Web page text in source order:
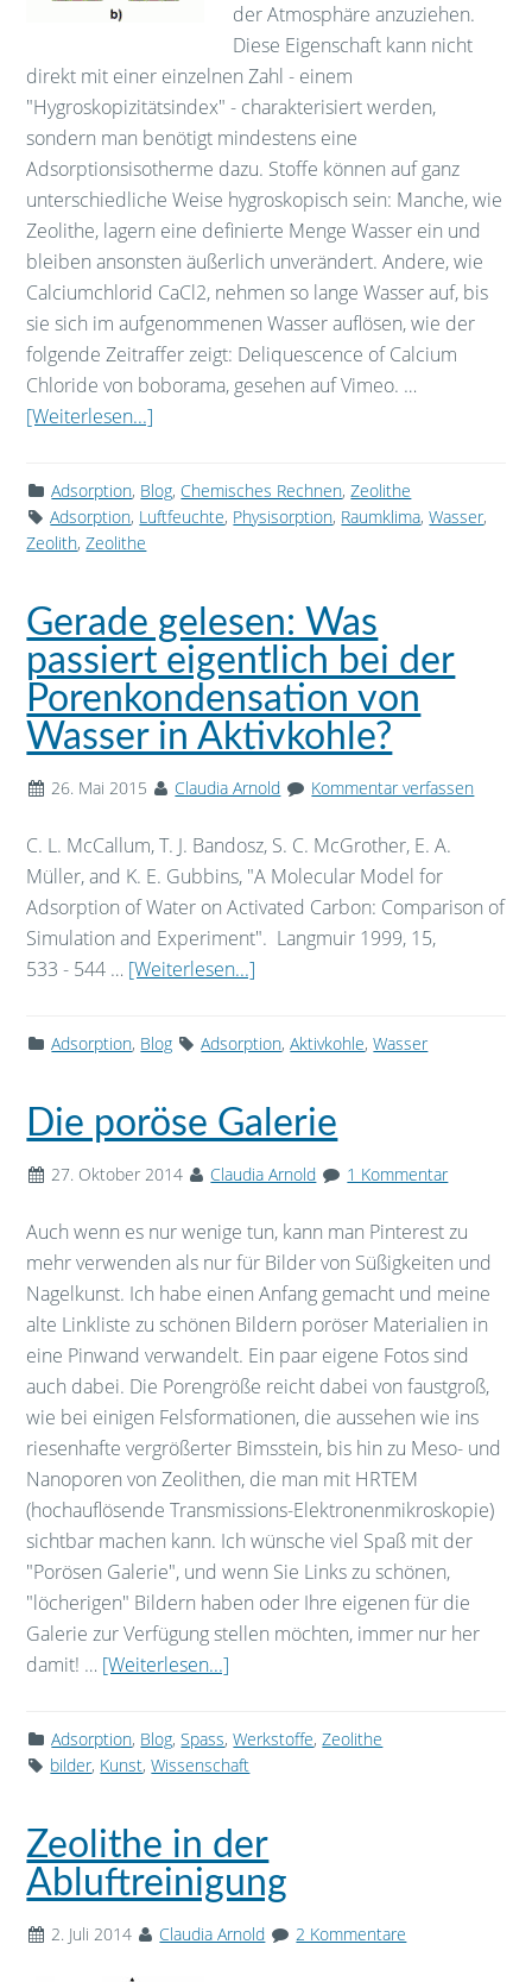
der Atmosphäre anzuziehen.
Diese Eigenschaft kann nicht
direkt mit einer einzelnen Zahl - einem
"Hygroskopizitätsindex" - charakterisiert werden,
sondern man benötigt mindestens eine
Adsorptionsisotherme dazu. Stoffe können auf ganz
unterschiedliche Weise hygroskopisch sein: Manche, wie
Zeolithe, lagern eine definierte Menge Wasser ein und
bleiben ansonsten äußerlich unverändert. Andere, wie
Calciumchlorid CaCl2, nehmen so lange Wasser auf, bis
sie sich im aufgenommenen Wasser auflösen, wie der
folgende Zeitraffer zeigt: Deliquescence of Calcium
Chloride von boborama, gesehen auf Vimeo. …
[Weiterlesen...]
Adsorption, Blog, Chemisches Rechnen,Zeolithe
Adsorption, Luftfeuchte, Physisorption, Raumklima,Wasser,
Zeolith,Zeolithe
Gerade gelesen: Was
passiert eigentlich bei der
Porenkondensation von
Wasser in Aktivkohle?
26. Mai 2015 Claudia Arnold Kommentar verfassen
C. L. McCallum, T. J. Bandosz, S. C. McGrother, E. A.
Müller, and K. E. Gubbins, "A Molecular Model for
Adsorption of Water on Activated Carbon: Comparison of
Simulation and Experiment". Langmuir 1999, 15,
533 - 544 … [Weiterlesen...]
Adsorption, Blog Adsorption,Aktivkohle,Wasser
Die poröse Galerie
27. Oktober 2014 Claudia Arnold 1 Kommentar
Auch wenn es nur wenige tun, kann man Pinterest zu
mehr verwenden als nur für Bilder von Süßigkeiten und
Nagelkunst. Ich habe einen Anfang gemacht und meine
alte Linkliste zu schönen Bildern poröser Materialien in
eine Pinwand verwandelt. Ein paar eigene Fotos sind
auch dabei. Die Porengröße reicht dabei von faustgroß,
wie bei einigen Felsformationen, die aussehen wie ins
riesenhafte vergrößerter Bimsstein, bis hin zu Meso- und
Nanoporen von Zeolithen, die man mit HRTEM
(hochauflösende Transmissions-Elektronenmikroskopie)
sichtbar machen kann. Ich wünsche viel Spaß mit der
"Porösen Galerie", und wenn Sie Links zu schönen,
"löcherigen" Bildern haben oder Ihre eigenen für die
Galerie zur Verfügung stellen möchten, immer nur her
damit! … [Weiterlesen...]
Adsorption, Blog,Spass,Werkstoffe,Zeolithe
bilder, Kunst,Wissenschaft
Zeolithe in der
Abluftreinigung
2. Juli 2014 Claudia Arnold 2 Kommentare